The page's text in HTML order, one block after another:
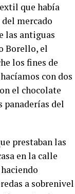
que había
mercado
las antiguas
Borello, el
los fines de
con dos
el chocolate
panaderías del
prestaban las
en la calle
a sobrenivel